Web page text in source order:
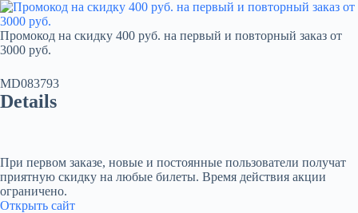
Промокод на скидку 400 руб. на первый и повторный заказ от
3000 руб.
MD083793
Details
При первом заказе, новые и постоянные пользователи получат
приятную скидку на любые билеты. Время действия акции
ограничено.
Открыть сайт